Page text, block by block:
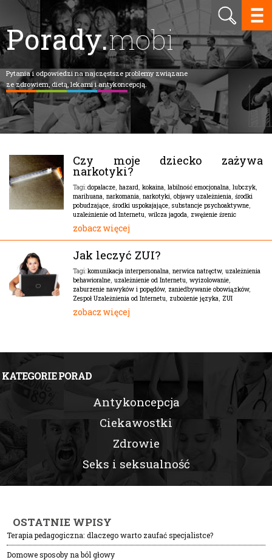
Porady.mobi
Pytania i odpowiedzi na najczęstsze problemy związane
ze zdrowiem, dietą, lekami i antykoncepcją.
Czy moje dziecko zażywa
narkotyki?
Tagi:dopalacze, hazard, kokaina, labilność emocjonalna, lubczyk,
marihuana, narkomania, narkotyki, objawy uzależnienia, środki
pobudzające, środki uspokajające, substancje psychoaktywne,
uzależnienie od Internetu, wilcza jagoda, zwężenie źrenic
zobacz więcej
Jak leczyć ZUI?
Tagi:komunikacja interpersonalna, nerwica natręctw, uzależnienia
behawioralne, uzależnienie od Internetu, wyizolowanie,
zaburzenie nawyków i popędów, zaniedbywanie obowiązków,
Zespoł Uzależnienia od Internetu, zubożenie języka, ZUI
zobacz więcej
KATEGORIE PORAD
Antykoncepcja
Ciekawostki
Zdrowie
Seks i seksualność
OSTATNIE WPISY
Terapia pedagogiczna: dlaczego warto zaufać specjalistce?
Domowe sposoby na ból głowy